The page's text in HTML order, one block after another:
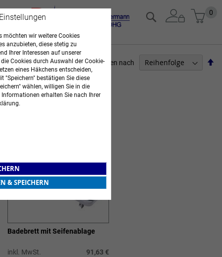
Zum
Inhalt
0
Suche
1Artikel
Sortieren nach
Badebrett mit Seifenablage
inkl. MwSt. 91,63 €
ARZTBEDARF
möchten wir weitere Cookies
anzubieten, diese stetig zu
Ihrer Interessen auf unserer
Cookies durch Auswahl der Cookie-
eines Häkchens entscheiden,
"Speichern" bestätigen Sie diese
wählen, willigen Sie in die
erhalten Sie nach Ihrer
& SPEICHERN